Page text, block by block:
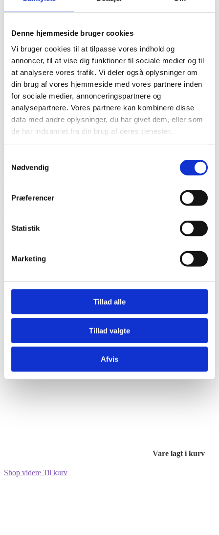
Denne hjemmeside bruger cookies
Vi bruger cookies til at tilpasse vores indhold og
annoncer, til at vise dig funktioner til sociale medier og til
at analysere vores trafik. Vi deler også oplysninger om
din brug af vores hjemmeside med vores partnere inden
for sociale medier, annonceringspartnere og
analysepartnere. Vores partnere kan kombinere disse
data med andre oplysninger, du har givet dem, eller som
de har indsamlet fra din brug af deres tjenester.
Nødvendig
Præferencer
Statistik
Marketing
Tillad alle
Tillad valgte
Afvis
– Trommestolen er justerbar i højden.
Trommerne er højglanslakeret.
Model nummer: DL-EXP-22-RF
10″ x 8″ – 12″ x 9″ – 16″ x 16″ – 22″ x 18″ 14″x5½” + 14″
Gulvtom
Vare lagt i kurv
Shop videre Til kurv